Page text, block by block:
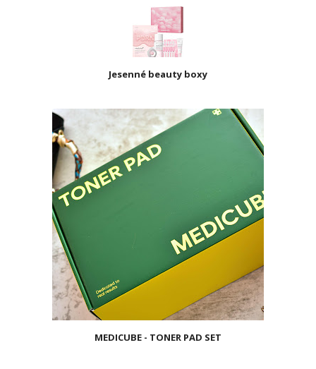
Jesenné beauty boxy
MEDICUBE - TONER PAD SET